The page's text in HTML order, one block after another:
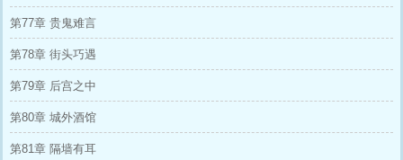
第77章 贵鬼难言
第78章 街头巧遇
第79章 后宫之中
第80章 城外酒馆
第81章 隔墙有耳